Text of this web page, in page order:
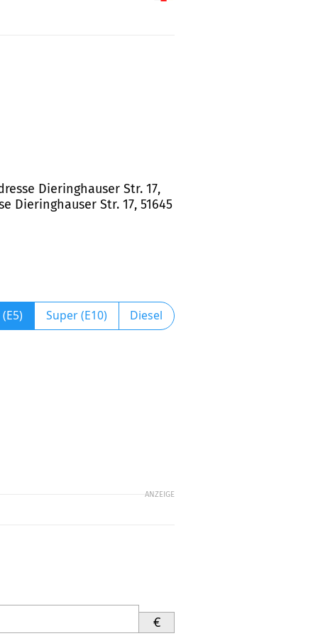
Dieringhauser Str. 17,
Dieringhauser Str. 17, 51645
Super (E10) Diesel
ANZEIGE
€